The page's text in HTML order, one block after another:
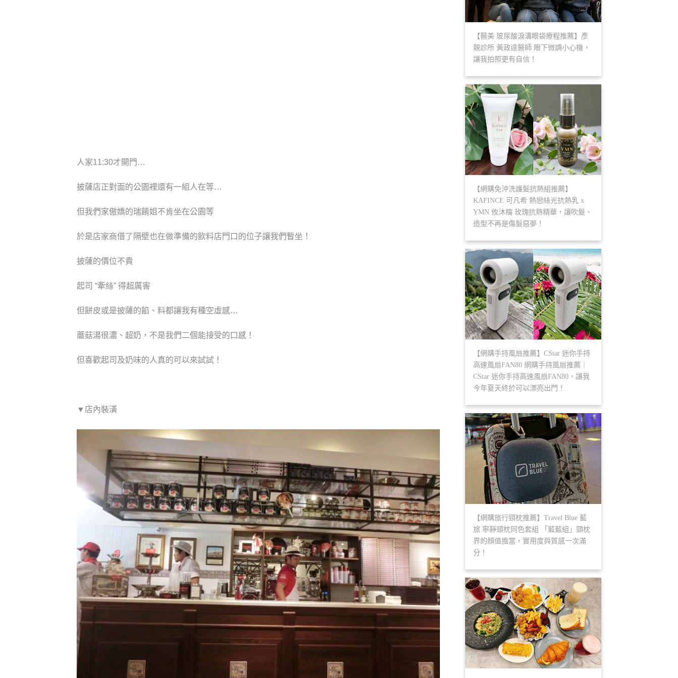
人家11:30才開門…
披薩店正對面的公園裡還有一組人在等…
但我們家傲嬌的瑞餚姐不肯坐在公園等
於是店家商借了隔壁也在做準備的飲料店門口的位子讓我們暫坐！
披薩的價位不貴
起司 “牽絲” 得超厲害
但餅皮或是披薩的餡、料都讓我有種空虛感…
蘑菇湯很濃、超奶，不是我們二個能接受的口感！
但喜歡起司及奶味的人真的可以來試試！
▼店內裝潢
【醫美 玻尿酸淚溝眼袋療程推薦】彥
靚診所 黃政達醫師 眼下微調小心機，
讓我拍照更有自信！
【網購免沖洗護髮抗熱組推薦】
KAFINCE 可凡希 熱戀絲光抗熱乳 x
YMN 攸沐橣 玫瑰抗熱精華，讓吹髮、
造型不再是傷髮惡夢！
【網購手持風扇推薦】CStar 迷你手持
高速風扇FAN80 網購手持風扇推薦｜
CStar 迷你手持高速風扇FAN80，讓我
今年夏天終於可以漂亮出門！
【網購旅行頸枕推薦】Travel Blue 藍
旅 寧靜頸枕同色套組 「藍藍組」頸枕
界的顏值擔當，實用度與質感一次滿
分！